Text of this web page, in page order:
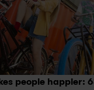
people happier: